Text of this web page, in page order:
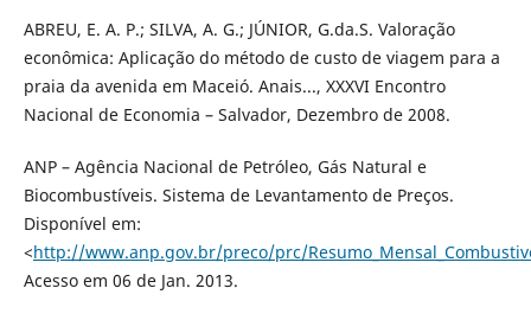
ABREU, E. A. P.; SILVA, A. G.; JÚNIOR, G.da.S. Valoração
econômica: Aplicação do método de custo de viagem para a
praia da avenida em Maceió. Anais..., XXXVI Encontro
Nacional de Economia – Salvador, Dezembro de 2008.
ANP – Agência Nacional de Petróleo, Gás Natural e
Biocombustíveis. Sistema de Levantamento de Preços.
Disponível em:
<http://www.anp.gov.br/preco/prc/
Acesso em 06 de Jan. 2013.